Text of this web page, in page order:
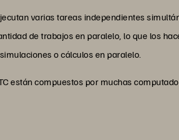
varias tareas independientes
de trabajos en paralelo, lo que los
o cálculos en paralelo.
están compuestos por muchas